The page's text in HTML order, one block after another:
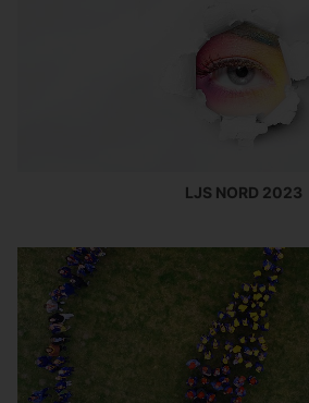
LJS NORD 2023